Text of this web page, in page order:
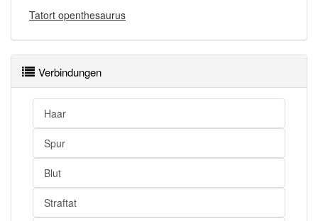
Tatort openthesaurus
Verbindungen
Haar
Spur
Blut
Straftat